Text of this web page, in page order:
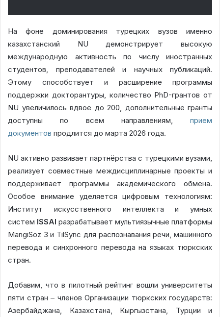
На фоне доминирования турецких вузов именно
казахстанский NU демонстрирует высокую
международную активность по числу иностранных
студентов, преподавателей и научных публикаций.
Этому способствует и расширение программы
поддержки докторантуры, количество PhD-грантов от
NU увеличилось вдвое до 200, дополнительные гранты
доступны по всем направлениям, прием
документов продлится до марта 2026 года.
NU активно развивает партнёрства с турецкими вузами,
реализует совместные междисциплинарные проекты и
поддерживает программы академического обмена.
Особое внимание уделяется цифровым технологиям:
Институт искусственного интеллекта и умных
систем ISSAI разрабатывает мультиязычные платформы
MangiSoz 3 и TilSync для распознавания речи, машинного
перевода и синхронного перевода на языках тюркских
стран.
Добавим, что в пилотный рейтинг вошли университеты
пяти стран – членов Организации тюркских государств:
Азербайджана, Казахстана, Кыргызстана, Турции и